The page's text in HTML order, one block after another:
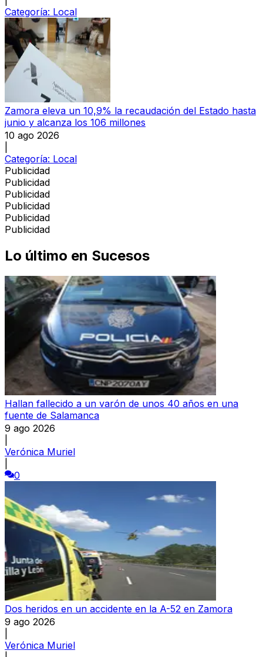
Categoría: Local
Zamora eleva un 10,9% la recaudación del Estado hasta
junio y alcanza los 106 millones
10 ago 2026
Categoría: Local
Publicidad
Publicidad
Publicidad
Publicidad
Publicidad
Publicidad
Lo último en Sucesos
Hallan fallecido a un varón de unos 40 años en una
fuente de Salamanca
9 ago 2026
Verónica Muriel
0
Dos heridos en un accidente en la A-52 en Zamora
9 ago 2026
Verónica Muriel